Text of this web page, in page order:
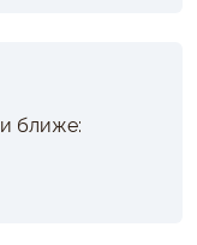
ближе: